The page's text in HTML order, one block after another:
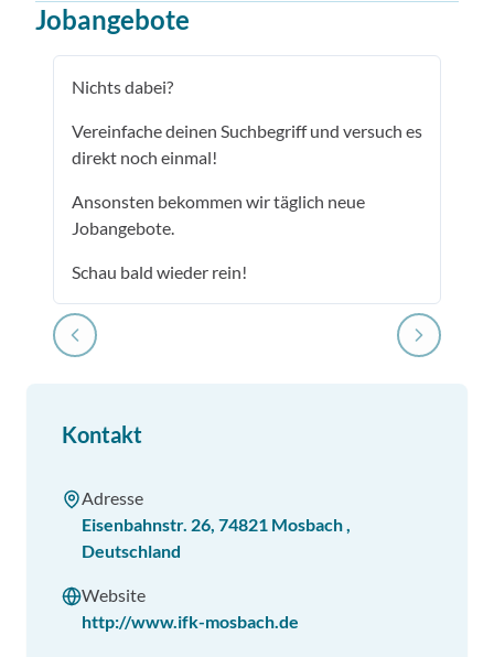
Jobangebote
Nichts dabei?
Vereinfache deinen Suchbegriff und versuch es
direkt noch einmal!
Ansonsten bekommen wir täglich neue
Jobangebote.
Schau bald wieder rein!
Kontakt
Adresse
Eisenbahnstr. 26, 74821 Mosbach,
Deutschland
Website
http://www.ifk-mosbach.de